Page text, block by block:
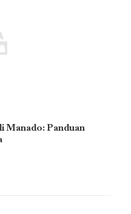
Manado: Panduan